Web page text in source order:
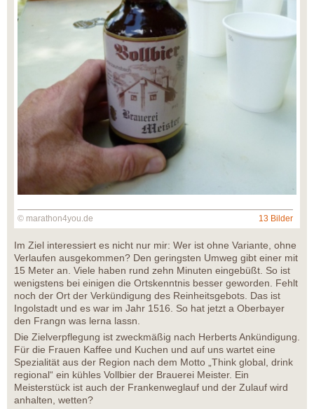
© marathon4you.de 13 Bilder
Im Ziel interessiert es nicht nur mir: Wer ist ohne Variante, ohne
Verlaufen ausgekommen? Den geringsten Umweg gibt einer mit
15 Meter an. Viele haben rund zehn Minuten eingebüßt. So ist
wenigstens bei einigen die Ortskenntnis besser geworden. Fehlt
noch der Ort der Verkündigung des Reinheitsgebots. Das ist
Ingolstadt und es war im Jahr 1516. So hat jetzt a Oberbayer
den Frangn was lerna lassn.
Die Zielverpflegung ist zweckmäßig nach Herberts Ankündigung.
Für die Frauen Kaffee und Kuchen und auf uns wartet eine
Spezialität aus der Region nach dem Motto „Think global, drink
regional“ ein kühles Vollbier der Brauerei Meister. Ein
Meisterstück ist auch der Frankenweglauf und der Zulauf wird
anhalten, wetten?